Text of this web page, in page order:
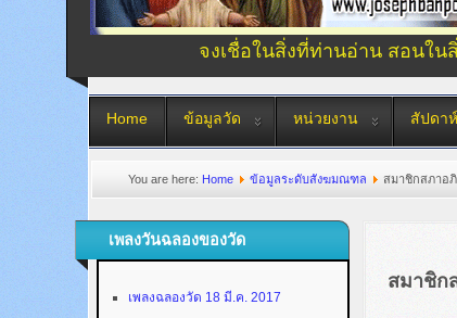
จงเชื่อในสิ่งที่ท่านอ่าน สอนใ
Home ข้อมูลวัด หน่วยงาน สัปดา
You are here:Home ข้อมูลระดับสังฆมณฑล สมาชิกสภาอ
เพลงวันฉลองของวัด
เพลงฉลองวัด 18 มี.ค. 2017
สมาชิก